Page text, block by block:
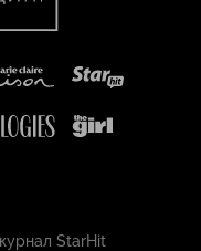
StarHit